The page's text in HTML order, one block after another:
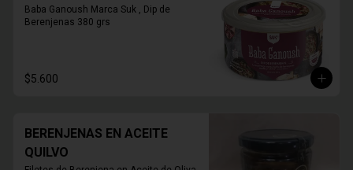
Baba Ganoush Marca Suk , Dip de
Berenjenas 380 grs
$5.600
BERENJENAS EN ACEITE
QUILVO